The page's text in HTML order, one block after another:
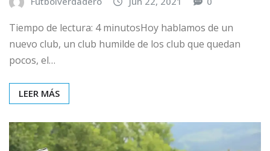
Tiempo de lectura: 4 minutosHoy hablamos de un
nuevo club, un club humilde de los club que quedan
pocos, el…
LEER MÁS